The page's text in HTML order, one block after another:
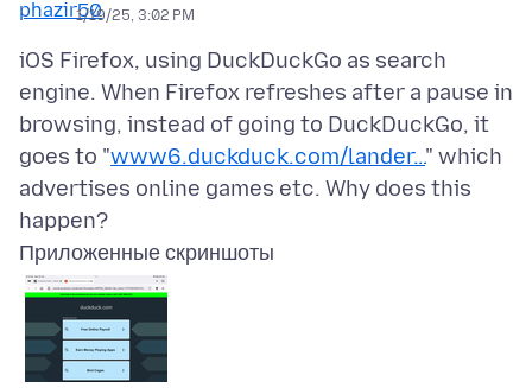
1/19/25, 3:02 PM
iOS Firefox, using DuckDuckGo as search
engine. When Firefox refreshes after a pause in
browsing, instead of going to DuckDuckGo, it
goes to "www6.duckduck.com/lander…" which
advertises online games etc. Why does this
Приложенные скриншоты